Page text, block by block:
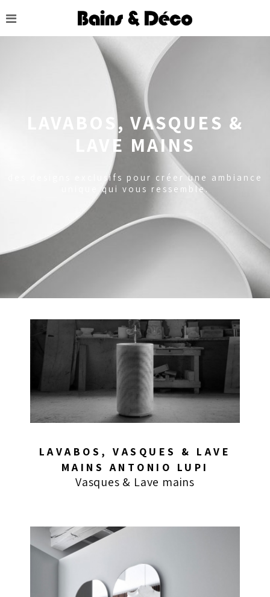
LAVABOS, VASQUES &
LAVE MAINS
des designs exclusifs pour créer une ambiance
unique qui vous ressemble.
LAVABOS, VASQUES & LAVE
MAINS ANTONIO LUPI
Vasques & Lave mains